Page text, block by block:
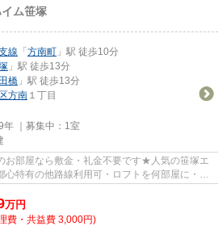
ム笹塚
線 「方南町 」駅 徒歩10分
」駅 徒歩13分
橋 」駅 徒歩13分
方南 １丁目
｜募集中： 1室
部屋なら敷金・礼金不要です★人気の笹塚エ
特有の他路線利用可・ロフトを何部屋に・・
万円
費・共益費 3,000円)